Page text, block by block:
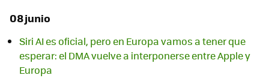
08 junio
Siri AI es oficial, pero en Europa vamos a tener que
esperar: el DMA vuelve a interponerse entre Apple y
Europa